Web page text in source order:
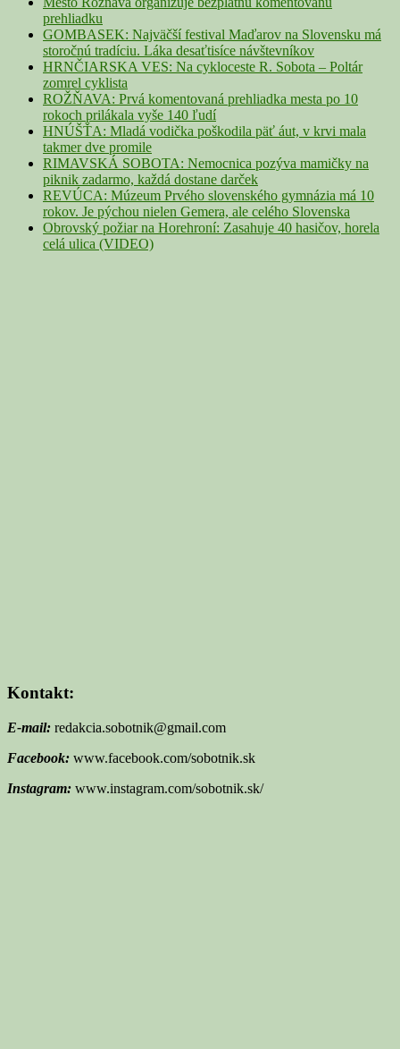
prehliadku
GOMBASEK: Najväčší festival Maďarov na Slovensku má
storočnú tradíciu. Láka desaťtisíce návštevníkov
HRNČIARSKA VES: Na cykloceste R. Sobota – Poltár
zomrel cyklista
ROŽŇAVA: Prvá komentovaná prehliadka mesta po 10
rokoch prilákala vyše 140 ľudí
HNÚŠŤA: Mladá vodička poškodila päť áut, v krvi mala
takmer dve promile
RIMAVSKÁ SOBOTA: Nemocnica pozýva mamičky na
piknik zadarmo, každá dostane darček
REVÚCA: Múzeum Prvého slovenského gymnázia má 10
rokov. Je pýchou nielen Gemera, ale celého Slovenska
Obrovský požiar na Horehroní: Zasahuje 40 hasičov, horela
celá ulica (VIDEO)
Kontakt:
E-mail: redakcia.sobotnik@gmail.com
Facebook: www.facebook.com/sobotnik.sk
Instagram: www.instagram.com/sobotnik.sk/